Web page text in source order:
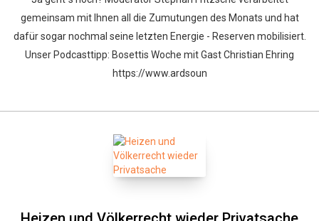
gemeinsam mit Ihnen all die Zumutungen des Monats und hat
dafür sogar nochmal seine letzten Energie - Reserven mobilisiert.
Unser Podcasttipp: Bosettis Woche mit Gast Christian Ehring
https://www.ardsoun